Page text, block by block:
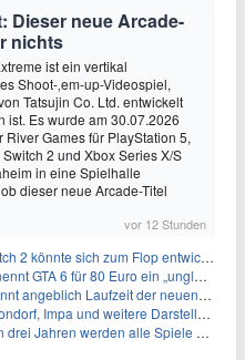
Dieser neue Arcade-
nichts
ist ein vertikal
Shoot-‚em-up-Videospiel,
Tatsujin Co. Ltd. entwickelt
ist. Es wurde am 30.07.2026
River Games für PlayStation 5,
2 und Xbox Series X/S
in eine Spielhalle
dieser neue Arcade-Titel
vor 12 Stunden
2 könnte sich zum Flop entwickeln
6 für 80 Euro ein „unglaubliches Schnäppchen“
Laufzeit der neuen Gameplay-Präsentation
und weitere Darsteller sollen feststehen
Jahren werden alle Spiele gestreamt